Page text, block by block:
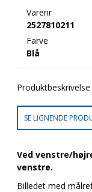
Varenr
2527810211
Farve
Blå
Produktbeskrivelse
SE LIGNENDE
Ved venstre/
venstre.
Billedet med